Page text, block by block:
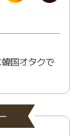
韓国オタクで